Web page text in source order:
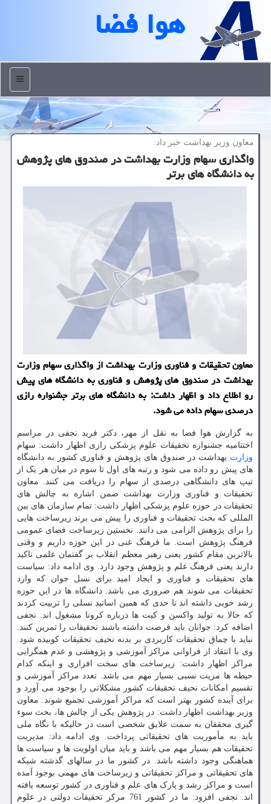
هوا فضا
منو
معاون وزیر بهداشت خبر داد:
واگذاری سهام وزارت بهداشت در صندوق های پژوهش
به دانشگاه های برتر
معاون تحقیقات و فناوری وزارت بهداشت از واگذاری سهام وزارت
بهداشت در صندوق های پژوهش و فناوری به دانشگاه های پیش
رو اطلاع داد و اظهار داشت: به دانشگاه های برتر جشنواره رازی
درصدی سهام داده می شود.
به گزارش هوا فضا به نقل از مهر، دکتر فرید نجفی در مراسم
اختتامیه جشنواره تحقیقات علوم پزشکی رازی اظهار داشت: سهام
وزارت بهداشت در صندوق های پژوهش و فناوری کشور به دانشگاه
های پیش رو داده می شود و رتبه های اول تا سوم در میان هر یک از
تیپ های دانشگاهی درصدی از سهام را دریافت می کنند. معاون
تحقیقات و فناوری وزارت بهداشت ضمن اشاره به چالش های
تحقیقات در حوزه علوم پزشکی اظهار داشت: تمام سازمان های بین
المللی که بحث تحقیقات و فناوری را پیش می برند زیرساخت هایی
را برای پژوهش الزامی می دانند. نخستین زیرساخت فضای عمومی
فرهنگ پژوهش است. ما فرهنگ غنی در این حوزه داریم و وقتی
بالاترین مقام کشور یعنی رهبر معظم انقلاب بر گفتمان علمی تاکید
دارند یعنی فرهنگ علم و پژوهش وجود دارد. وی ادامه داد: سیاست
های تحقیقات و فناوری و ایجاد امید برای نسل جوان که وارد
تحقیقات می شوند هم ضروری می باشد. دانشگاه ها در این حوزه
رشد خوبی داشته اند تا حدی که همین اساتید نسلی را تربیت کردند
که حالا به تولید واکسن و کیت ها درباره کرونا مشغول اند. نجفی
اضافه کرد: جوانان باید فرصت داشته باشند تحقیقات را تمرین کنند.
نباید با چماق تحقیقات کاربردی بر بدنه نحیف تحقیقات کوبیده شود.
وی با انتقاد از فراوانی مراکز آموزشی و پژوهشی و عدم همگرایی
مراکز اظهار داشت: زیرساخت های سخت افزاری و اینکه کدام
حیطه ها مزیت نسبی بسیار مهم می باشد. تعدد مراکز آموزشی و
تقسیم امکانات نحیف تحقیقات کشور مشکلاتی را بوجود می آورد و
برای آینده کشور بهتر است که مراکز آموزشی تجمیع شوند. معاون
وزیر بهداشت اظهار داشت: در پژوهش یکی از چالش ها، بحث سوء
گیری محققان به سمت علایق شخصی است در حالیکه با نگاه ملی
باید به مأموریت های تحقیقاتی پرداخت. وی ادامه داد: مدیریت
تحقیقات هم بسیار مهم می باشد و باید میان اولویت ها و سیاست ها
هماهنگی وجود داشته باشد. در کشور ما در سالهای گذشته شبکه
های تحقیقاتی و مراکز تحقیقاتی و زیرساخت های مهمی بوجود آمده
است و مراکز رشد و پارک های علم و فناوری در کشور توسعه یافته
اند. نجفی افزود: ما در کشور 761 مرکز تحقیقات دولتی در علوم